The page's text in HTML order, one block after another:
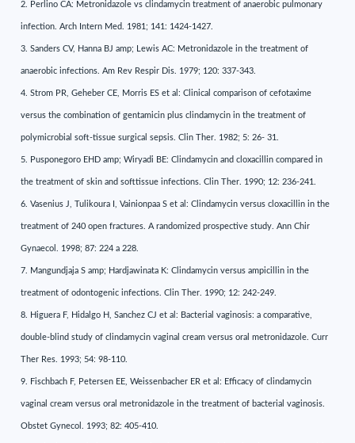
2. Perlino CA: Metronidazole vs clindamycin treatment of anaerobic pulmonary
infection. Arch Intern Med. 1981; 141: 1424-1427.
3. Sanders CV, Hanna BJ amp; Lewis AC: Metronidazole in the treatment of
anaerobic infections. Am Rev Respir Dis. 1979; 120: 337-343.
4. Strom PR, Geheber CE, Morris ES et al: Clinical comparison of cefotaxime
versus the combination of gentamicin plus clindamycin in the treatment of
polymicrobial soft-tissue surgical sepsis. Clin Ther. 1982; 5: 26- 31.
5. Pusponegoro EHD amp; Wiryadi BE: Clindamycin and cloxacillin compared in
the treatment of skin and softtissue infections. Clin Ther. 1990; 12: 236-241.
6. Vasenius J, Tulikoura I, Vainionpaa S et al: Clindamycin versus cloxacillin in the
treatment of 240 open fractures. A randomized prospective study. Ann Chir
Gynaecol. 1998; 87: 224 a 228.
7. Mangundjaja S amp; Hardjawinata K: Clindamycin versus ampicillin in the
treatment of odontogenic infections. Clin Ther. 1990; 12: 242-249.
8. Higuera F, Hidalgo H, Sanchez CJ et al: Bacterial vaginosis: a comparative,
double-blind study of clindamycin vaginal cream versus oral metronidazole. Curr
Ther Res. 1993; 54: 98-110.
9. Fischbach F, Petersen EE, Weissenbacher ER et al: Efficacy of clindamycin
vaginal cream versus oral metronidazole in the treatment of bacterial vaginosis.
Obstet Gynecol. 1993; 82: 405-410.